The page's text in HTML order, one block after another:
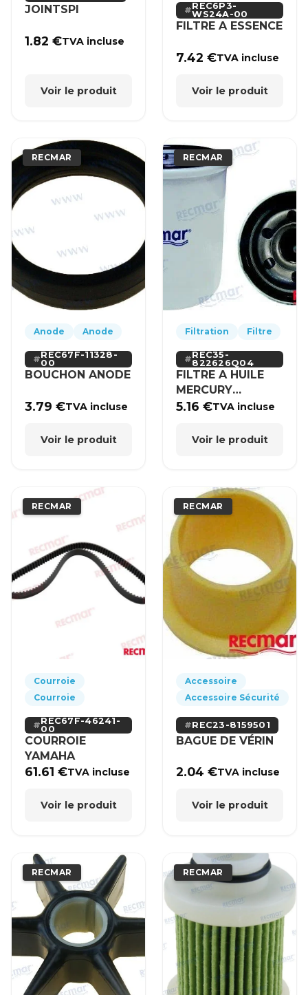
JOINTSPI
1.82€TVA incluse
Voir le produit
REC6P3-
WS24A-00
FILTRE A ESSENCE
7.42€TVA incluse
Voir le produit
RECMAR
Anode Anode
REC67F-11328-
00
BOUCHON ANODE
3.79€TVA incluse
Voir le produit
RECMAR
Filtration Filtre
REC35-
822626Q04
FILTRE A HUILE
MERCURY
MERCRUISER
5.16€TVA incluse
Voir le produit
RECMAR
Courroie
Courroie
REC67F-46241-
00
COURROIE
YAMAHA
61.61€TVA incluse
Voir le produit
RECMAR
Accessoire
Accessoire Sécurité
REC23-8159501
BAGUE DE VÉRIN
2.04€TVA incluse
Voir le produit
RECMAR RECMAR